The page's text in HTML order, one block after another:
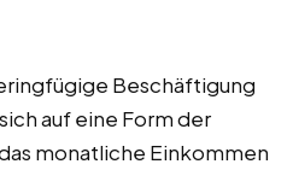
Beschäftigung
auf eine Form der
monatliche Einkommen